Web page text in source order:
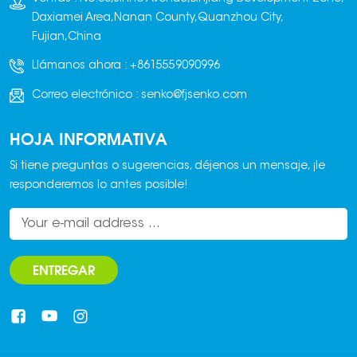
automatizada de 20
a 50 paletas. Este
sistema de control
PLC que admite
como manuales.
Daxiamei Area,Nanan County,Quanzhou City,
Fujian,China
Llámanos ahora : +8615559090996
Correo electrónico : senko@fjsenko.com
HOJA INFORMATIVA
Si tiene preguntas o sugerencias, déjenos un mensaje, ¡le
responderemos lo antes posible!
ENTREGAR